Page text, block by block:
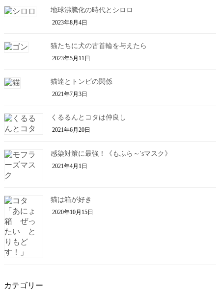
地球沸騰化の時代とシロロ
2023年8月4日
猫たちに犬の古首輪を与えたら
2023年5月11日
猫達とトンビの関係
2021年7月3日
くるるんとコタは仲良し
2021年6月20日
感染対策に最強！《もふら～'sマスク》
2021年4月1日
猫は箱が好き
2020年10月15日
カテゴリー